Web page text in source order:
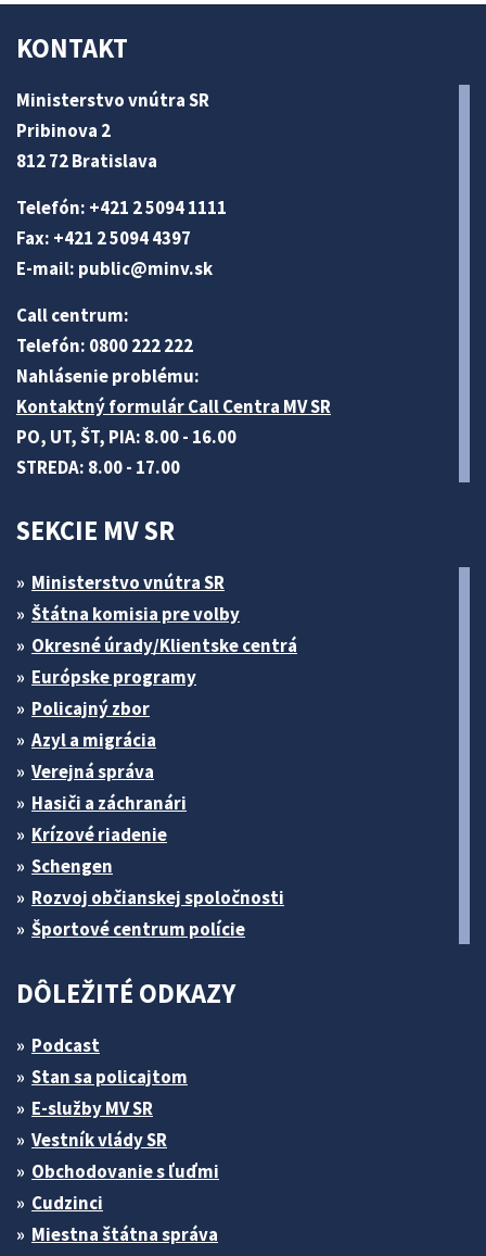
KONTAKT
Ministerstvo vnútra SR
Pribinova 2
812 72 Bratislava
Telefón: +421 2 5094 1111
Fax: +421 2 5094 4397
E-mail: public@minv.sk
Call centrum:
Telefón: 0800 222 222
Nahlásenie problému:
Kontaktný formulár Call Centra MV SR
PO, UT, ŠT, PIA: 8.00 - 16.00
STREDA: 8.00 - 17.00
SEKCIE MV SR
Ministerstvo vnútra SR
Štátna komisia pre volby
Okresné úrady/Klientske centrá
Európske programy
Policajný zbor
Azyl a migrácia
Verejná správa
Hasiči a záchranári
Krízové riadenie
Schengen
Rozvoj občianskej spoločnosti
Športové centrum polície
DÔLEŽITÉ ODKAZY
Podcast
Stan sa policajtom
E-služby MV SR
Vestník vlády SR
Obchodovanie s ľuďmi
Cudzinci
Miestna štátna správa